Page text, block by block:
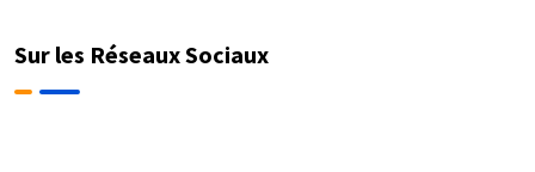
Mondiale
Sur les Réseaux Sociaux